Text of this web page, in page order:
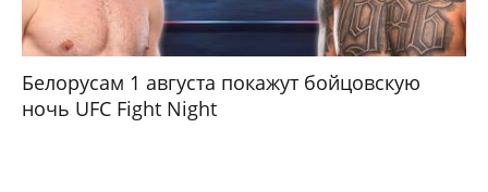
Белорусам 1 августа покажут бойцовскую
ночь UFC Fight Night